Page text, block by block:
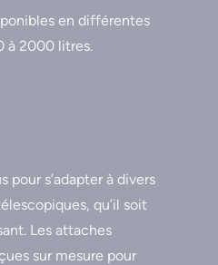
en différentes
à 2000 litres.
pour s’adapter à divers
qu’il soit
Les attaches
sur mesure pour